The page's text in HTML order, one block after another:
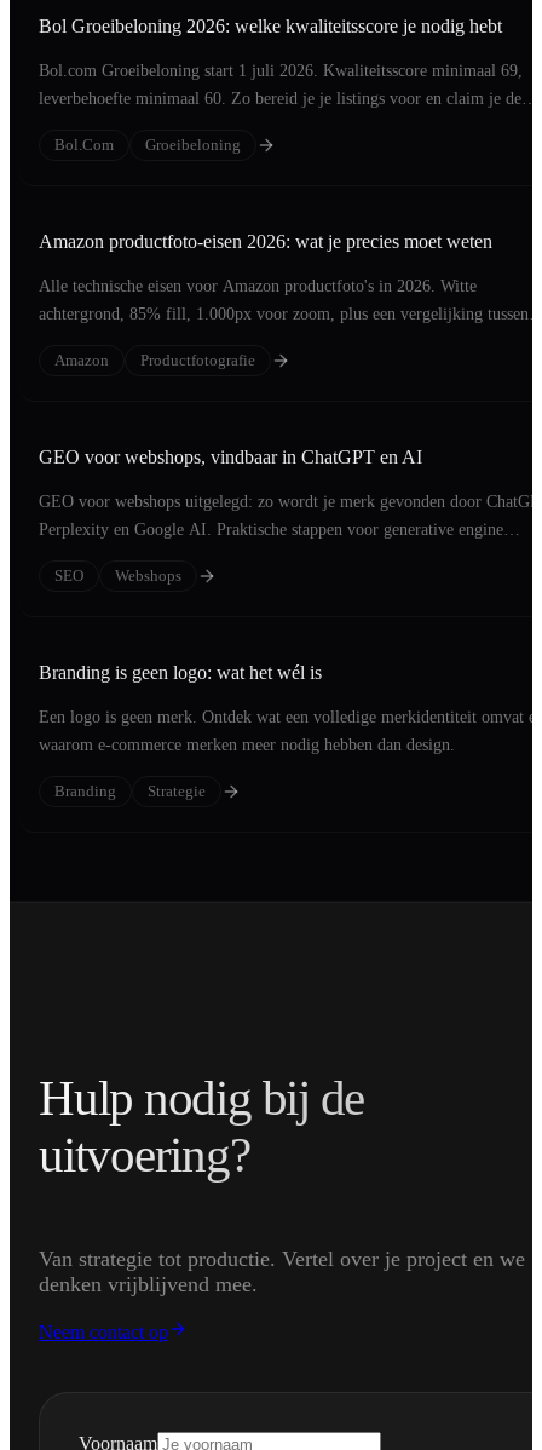
Bol Groeibeloning 2026: welke kwaliteitsscore je nodig hebt
Bol.com Groeibeloning start 1 juli 2026. Kwaliteitsscore minimaal 69,
leverbehoefte minimaal 60. Zo bereid je je listings voor en claim je de
Bol.com
Groeibeloning
Amazon productfoto-eisen 2026: wat je precies moet weten
Alle technische eisen voor Amazon productfoto's in 2026. Witte
achtergrond, 85% fill, 1.000px voor zoom, plus een vergelijking tussen
Amazon
Productfotografie
GEO voor webshops, vindbaar in ChatGPT en AI
GEO voor webshops uitgelegd: zo wordt je merk gevonden door
Perplexity en Google AI. Praktische stappen voor generative engine
SEO
Webshops
Branding is geen logo: wat het wél is
Een logo is geen merk. Ontdek wat een volledige merkidentiteit omvat
waarom e-commerce merken meer nodig hebben dan design.
Branding Strategie
Hulp nodig bij de
uitvoering?
Van strategie tot productie. Vertel over je project en we
denken vrijblijvend mee.
Neem contact op
Voornaam